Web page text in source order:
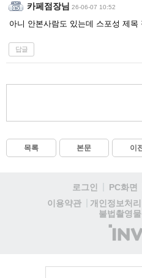
카페점장님 26-06-07 10:52
아니 안본사람도 있는데 스포성 제목
답글
목록 본문 이
로그인 PC화면
이용약관
개인정보처리
불법촬영